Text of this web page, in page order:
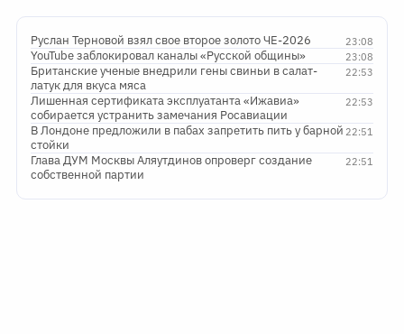
23:08
Руслан Терновой взял свое второе золото ЧЕ-2026
23:08
YouTube заблокировал каналы «Русской общины»
22:53
Британские ученые внедрили гены свиньи в салат-
латук для вкуса мяса
22:53
Лишенная сертификата эксплуатанта «Ижавиа»
собирается устранить замечания Росавиации
22:51
В Лондоне предложили в пабах запретить пить у барной
стойки
22:51
Глава ДУМ Москвы Аляутдинов опроверг создание
собственной партии